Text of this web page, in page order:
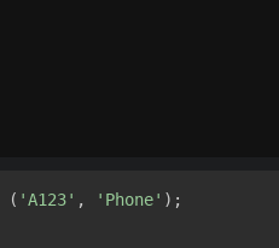
( 'A123' , 'Phone'